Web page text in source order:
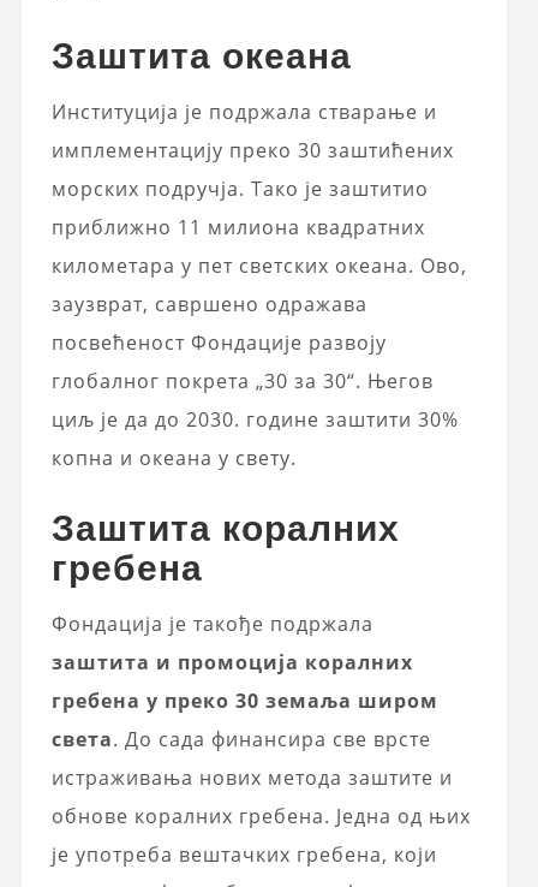
Заштита океана
Институција је подржала стварање и
имплементацију преко 30 заштићених
морских подручја. Тако је заштитио
приближно 11 милиона квадратних
километара у пет светских океана. Ово,
заузврат, савршено одражава
посвећеност Фондације развоју
глобалног покрета „30 за 30“. Његов
циљ је да до 2030. године заштити 30%
копна и океана у свету.
Заштита коралних
гребена
Фондација је такође подржала
заштита и промоција коралних
гребена у преко 30 земаља широм
света. До сада финансира све врсте
истраживања нових метода заштите и
обнове коралних гребена. Једна од њих
је употреба вештачких гребена, који